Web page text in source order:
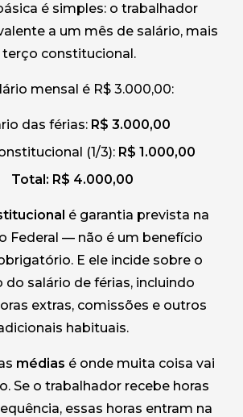
é simples: o trabalhador
a um mês de salário, mais
terço constitucional.
mensal é R$ 3.000,00:
das férias: R$ 3.000,00
(1/3): R$ 1.000,00
Total: R$ 4.000,00
é garantia prevista na
Federal — não é um benefício
E ele incide sobre o
do salário de férias, incluindo
extras, comissões e outros
habituais.
médias é onde muita coisa vai
Se o trabalhador recebe horas
essas horas entram na